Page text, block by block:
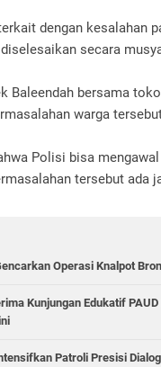
dengan kesalahan
secara
Baleendah bersama
warga
Polisi bisa
tersebut ada
Operasi Knalpot
Kunjungan Edukatif
Patroli Presisi